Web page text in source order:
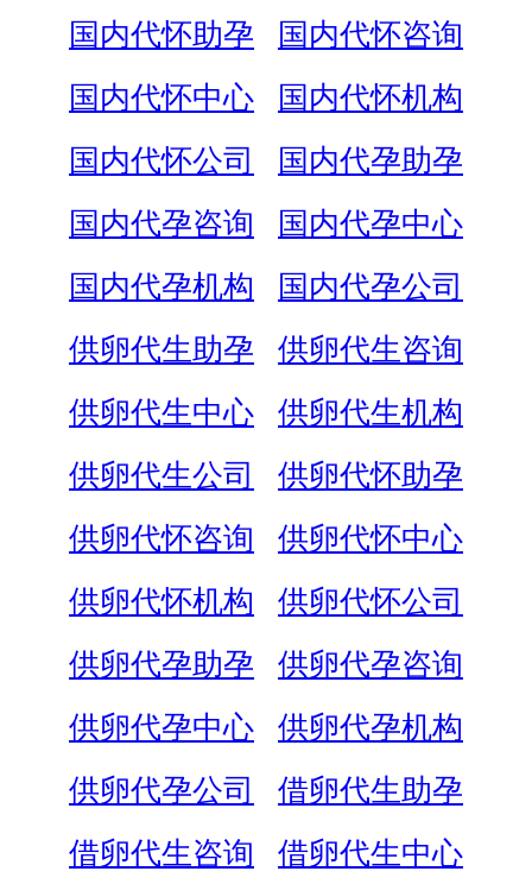
国内代怀助孕
国内代怀咨询
国内代怀中心
国内代怀机构
国内代怀公司
国内代孕助孕
国内代孕咨询
国内代孕中心
国内代孕机构
国内代孕公司
供卵代生助孕
供卵代生咨询
供卵代生中心
供卵代生机构
供卵代生公司
供卵代怀助孕
供卵代怀咨询
供卵代怀中心
供卵代怀机构
供卵代怀公司
供卵代孕助孕
供卵代孕咨询
供卵代孕中心
供卵代孕机构
供卵代孕公司
借卵代生助孕
借卵代生咨询
借卵代生中心